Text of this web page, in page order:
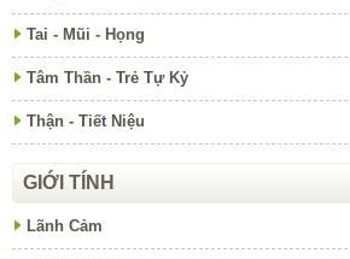
Tai - Mũi - Họng
Tâm Thần - Trẻ Tự Kỷ
Thận - Tiết Niệu
GIỚI TÍNH
Lãnh Cảm